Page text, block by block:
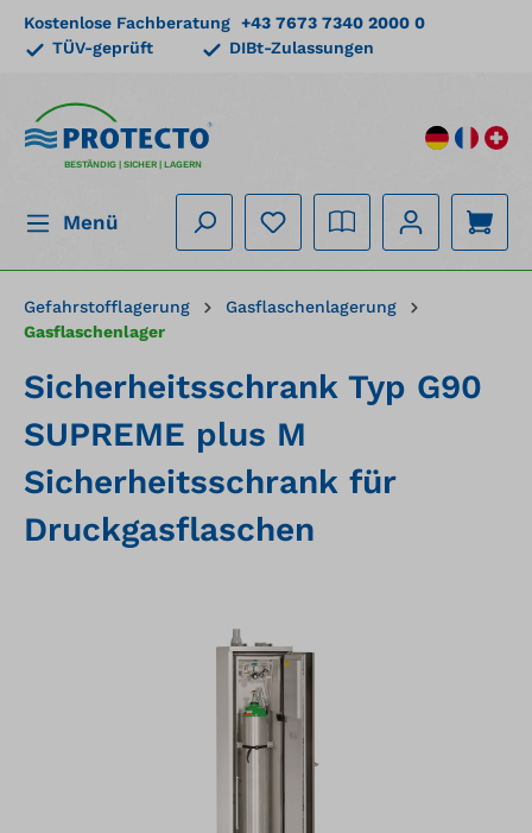
springen
Kostenlose Fachberatung +43 7673 7340 2000 0
TÜV-geprüft
DIBt-Zulassungen
BESTÄNDIG | SICHER | LAGERN
Menü
Gefahrstofflagerung
Gasflaschenlagerung
Gasflaschenlager
Sicherheitsschrank Typ G90
SUPREME plus M
Sicherheitsschrank für
Druckgasflaschen
Bildergalerie überspringen